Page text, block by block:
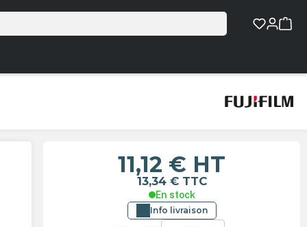
11,12 € HT
13,34 € TTC
En stock
Info livraison